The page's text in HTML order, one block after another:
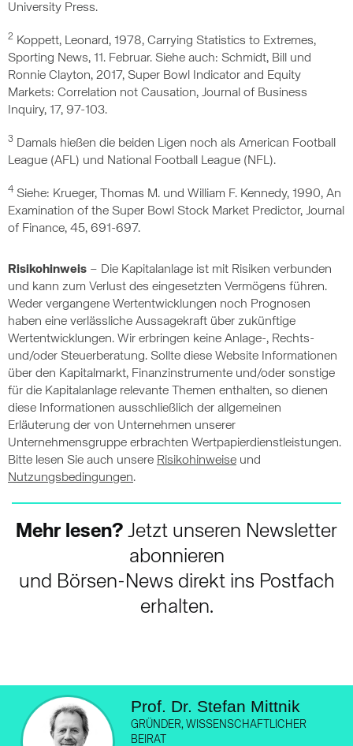
University Press.
2 Koppett, Leonard, 1978, Carrying Statistics to Extremes,
Sporting News, 11. Februar. Siehe auch: Schmidt, Bill und
Ronnie Clayton, 2017, Super Bowl Indicator and Equity
Markets: Correlation not Causation, Journal of Business
Inquiry, 17, 97-103.
3 Damals hießen die beiden Ligen noch als American Football
League (AFL) und National Football League (NFL).
4 Siehe: Krueger, Thomas M. und William F. Kennedy, 1990, An
Examination of the Super Bowl Stock Market Predictor, Journal
of Finance, 45, 691-697.
Risikohinweis – Die Kapitalanlage ist mit Risiken verbunden
und kann zum Verlust des eingesetzten Vermögens führen.
Weder vergangene Wertentwicklungen noch Prognosen
haben eine verlässliche Aussagekraft über zukünftige
Wertentwicklungen. Wir erbringen keine Anlage-, Rechts-
und/oder Steuerberatung. Sollte diese Website Informationen
über den Kapitalmarkt, Finanzinstrumente und/oder sonstige
für die Kapitalanlage relevante Themen enthalten, so dienen
diese Informationen ausschließlich der allgemeinen
Erläuterung der von Unternehmen unserer
Unternehmensgruppe erbrachten Wertpapierdienstleistungen.
Bitte lesen Sie auch unsere Risikohinweise und
Nutzungsbedingungen.
Mehr lesen? Jetzt unseren Newsletter
abonnieren
und Börsen-News direkt ins Postfach
erhalten.
Prof. Dr. Stefan Mittnik
GRÜNDER, WISSENSCHAFTLICHER
BEIRAT